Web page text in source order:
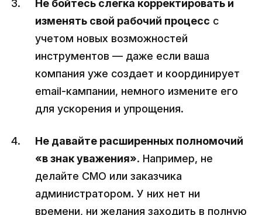
Не бойтесь слегка корректировать и
изменять свой рабочий процесс с
учетом новых возможностей
инструментов — даже если ваша
компания уже создает и координирует
email-кампании, немного измените его
для ускорения и упрощения.
Не давайте расширенных полномочий
«в знак уважения». Например, не
делайте CMO или заказчика
администратором. У них нет ни
времени, ни желания заходить в полную